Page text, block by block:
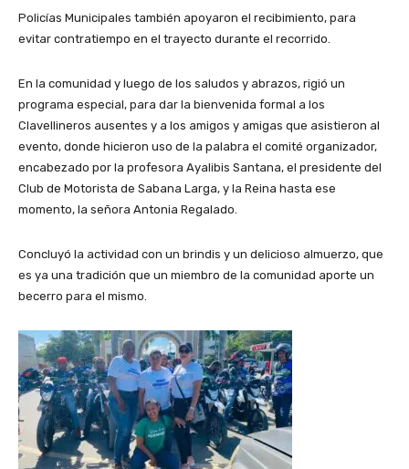
Policías Municipales también apoyaron el recibimiento, para
evitar contratiempo en el trayecto durante el recorrido.
En la comunidad y luego de los saludos y abrazos, rigió un
programa especial, para dar la bienvenida formal a los
Clavellineros ausentes y a los amigos y amigas que asistieron al
evento, donde hicieron uso de la palabra el comité organizador,
encabezado por la profesora Ayalibis Santana, el presidente del
Club de Motorista de Sabana Larga, y la Reina hasta ese
momento, la señora Antonia Regalado.
Concluyó la actividad con un brindis y un delicioso almuerzo, que
es ya una tradición que un miembro de la comunidad aporte un
becerro para el mismo.